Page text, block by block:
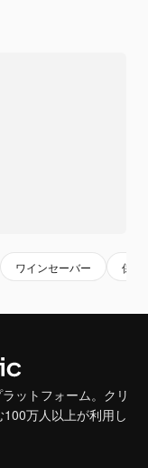
ワインセーバー 保存
ットフォーム。クリ
万人以上が利用し